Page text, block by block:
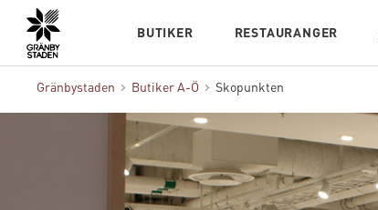
Hem BUTIKER RESTAURANGER
Gränbystaden Butiker A-Ö Skopunkten